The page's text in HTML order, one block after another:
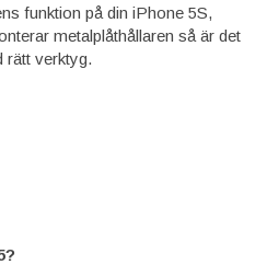
funktion på din iPhone 5S,
metalplåthållaren så är det
rätt verktyg.